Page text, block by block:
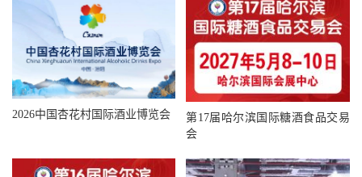
2026中国杏花村国际酒业博览会
第17届哈尔滨国际糖酒食品交易
会